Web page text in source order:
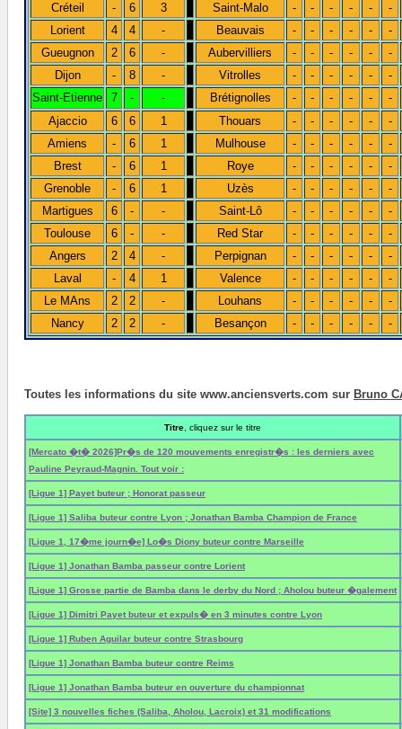
Créteil
- 6 3 Saint-Malo - - - - -
-
Lorient
4 4 - Beauvais - - - - -
-
Gueugnon
2 6 - Aubervilliers - - - - -
-
Dijon
- 8 - Vitrolles - - - - -
-
Saint-Etienne
7 - - Brétignolles - - - - -
-
Ajaccio
6 6 1 Thouars - - - - -
-
Amiens
- 6 1 Mulhouse - - - - -
-
Brest
- 6 1 Roye - - - - -
-
Grenoble
- 6 1 Uzès - - - - -
-
Martigues
6 - - Saint-Lô - - - - -
-
Toulouse
6 - - Red Star - - - - -
-
Angers
2 4 - Perpignan - - - - -
-
Laval
- 4 1 Valence - - - - -
-
Le MAns
2 2 - Louhans - - - - -
-
Nancy
2 2 - Besançon - - - - - -
Toutes les informations du site www.anciensverts.com sur Bruno
Titre , cliquez sur le titre
[Mercato �t� 2026]Pr�s de 120 mouvements enregistr�s : les derniers avec
Pauline Peyraud-Magnin. Tout voir :
[Ligue 1] Payet buteur ; Honorat passeur
[Ligue 1] Saliba buteur contre Lyon ; Jonathan Bamba Champion de France
[Ligue 1, 17�me journ�e] Lo�s Diony buteur contre Marseille
[Ligue 1] Jonathan Bamba passeur contre Lorient
[Ligue 1] Grosse partie de Bamba dans le derby du Nord ; Aholou buteur �galement
[Ligue 1] Dimitri Payet buteur et expuls� en 3 minutes contre Lyon
[Ligue 1] Ruben Aguilar buteur contre Strasbourg
[Ligue 1] Jonathan Bamba buteur contre Reims
[Ligue 1] Jonathan Bamba buteur en ouverture du championnat
[Site] 3 nouvelles fiches (Saliba, Aholou, Lacroix) et 31 modifications